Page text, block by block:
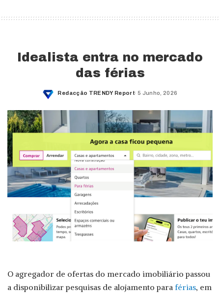
Idealista entra no mercado
das férias
Posted
Redacção TRENDY Report 5 Junho, 2026
O agregador de ofertas do mercado imobiliário passou
a disponibilizar pesquisas de alojamento para férias, em